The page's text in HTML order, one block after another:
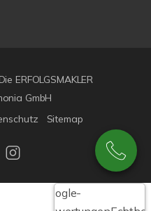
ERFOLGSMAKLER
GmbH
Sitemap
Google-